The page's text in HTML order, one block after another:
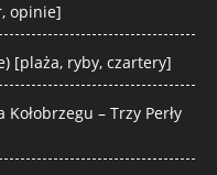
opinie]
[plaża, ryby, czartery]
– Trzy Perły